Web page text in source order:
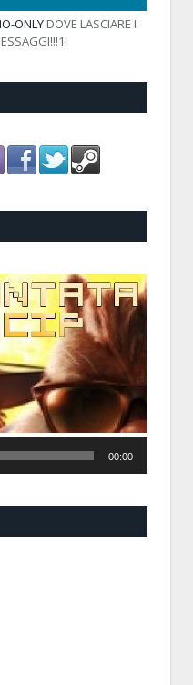
ONLYDOVE LASCIARE I
Audio
Player
00:00